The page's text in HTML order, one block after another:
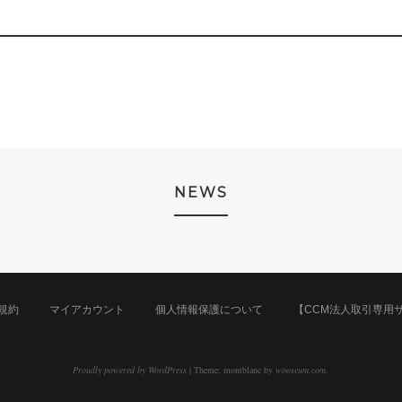
NEWS
約 マイアカウント 個人情報保護について 【CCM法人取引専用
Proudly powered by WordPress |Theme: montblanc by wooseum.com.